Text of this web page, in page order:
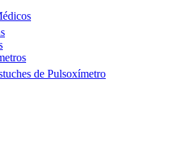
de Pulsoxímetro